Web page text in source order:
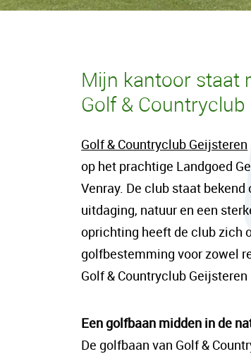
Mijn kantoor staat
Golf & Countryclub
Golf & Countryclub Geijsteren
op het prachtige Landgoed
Venray. De club staat
uitdaging, natuur en een
oprichting heeft de club zich
golfbestemming voor zowel
Golf & Countryclub Geijsteren
Een golfbaan midden in de
De golfbaan van Golf &